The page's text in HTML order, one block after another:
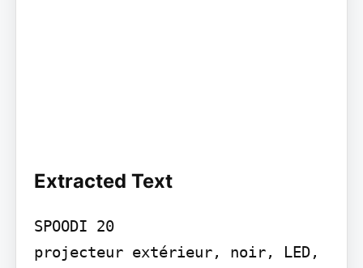
Extracted Text
SPOODI 20
projecteur extérieur, noir, LED,